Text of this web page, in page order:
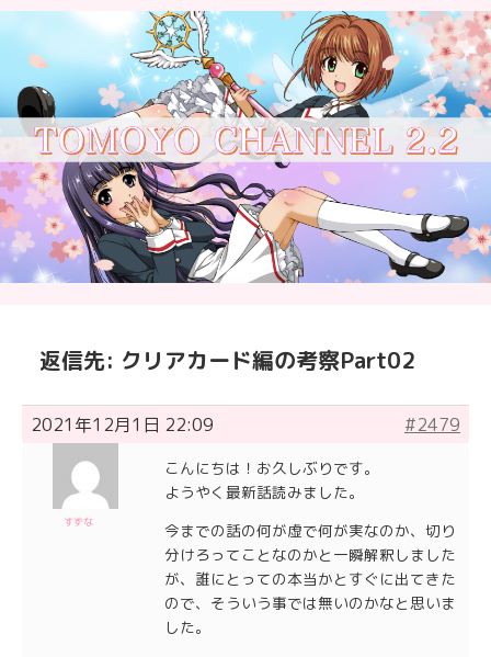
返信先: クリアカード編の考察Part02
2021年12月1日 22:09 #2479
すずな
こんにちは！お久しぶりです。
ようやく最新話読みました。
今までの話の何が虚で何が実なのか、切り
分けろってことなのかと一瞬解釈しました
が、誰にとっての本当かとすぐに出てきた
ので、そういう事では無いのかなと思いま
した。